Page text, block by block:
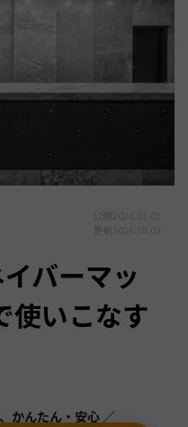
バーマッ
使いこなす
かんたん・安心 ／